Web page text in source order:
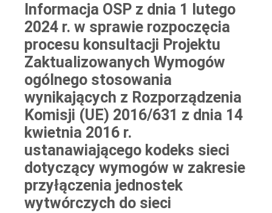
Informacja OSP z dnia 1 lutego
2024 r. w sprawie rozpoczęcia
procesu konsultacji Projektu
Zaktualizowanych Wymogów
ogólnego stosowania
wynikających z Rozporządzenia
Komisji (UE) 2016/631 z dnia 14
kwietnia 2016 r.
ustanawiającego kodeks sieci
dotyczący wymogów w zakresie
przyłączenia jednostek
wytwórczych do sieci